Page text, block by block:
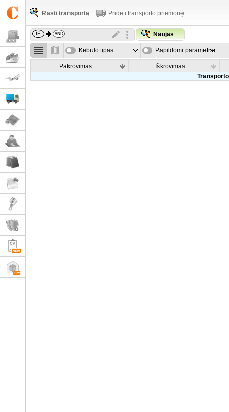
Rasti transportą Pridėti transporto priemonę
Naujas
Kėbulo tipas Papildomi parametrai
Pakrovimas
Iškrovimas